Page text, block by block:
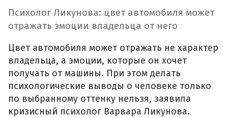
Психолог Ликунова: цвет автомобиля может
отражать эмоции владельца от него
Цвет автомобиля может отражать не характер
владельца, а эмоции, которые он хочет
получать от машины. При этом делать
психологические выводы о человеке только
по выбранному оттенку нельзя, заявила
кризисный психолог Варвара Ликунова.